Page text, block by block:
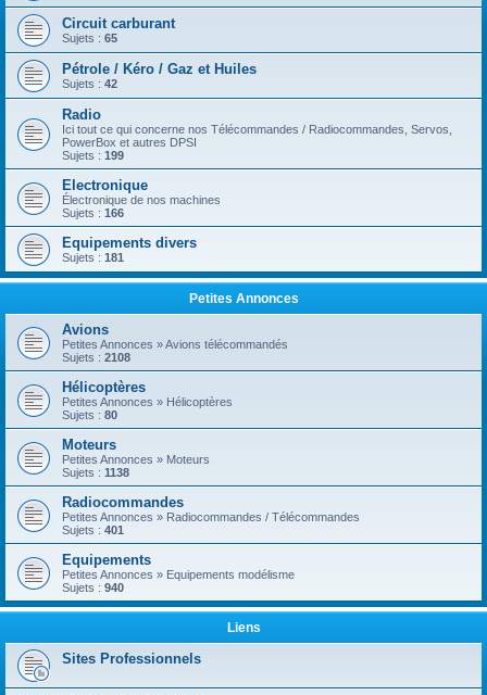
Circuit carburant
Sujets : 65
Pétrole / Kéro / Gaz et Huiles
Sujets : 42
Radio
Ici tout ce qui concerne nos Télécommandes / Radiocommandes, Servos,
PowerBox et autres DPSI
Sujets : 199
Electronique
Électronique de nos machines
Sujets : 166
Equipements divers
Sujets : 181
Petites Annonces
Avions
Petites Annonces » Avions télécommandés
Sujets : 2108
Hélicoptères
Petites Annonces » Hélicoptères
Sujets : 80
Moteurs
Petites Annonces » Moteurs
Sujets : 1138
Radiocommandes
Petites Annonces » Radiocommandes / Télécommandes
Sujets : 401
Equipements
Petites Annonces » Equipements modélisme
Sujets : 940
Liens
Sites Professionnels